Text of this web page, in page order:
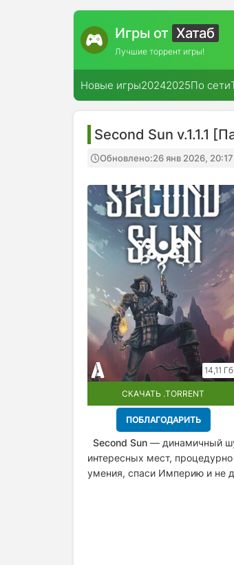
Игры от Хатаб
Лучшие торрент игры!
Новые игры20242025По сети
Second Sun v.1.1.1
Обновлено:26 янв 2026, 20:17
14,11 Гб
СКАЧАТЬ .TORRENT
ПОБЛАГОДАРИТЬ
Second Sun — динамичный
интересных мест,
умения, спаси Империю и не